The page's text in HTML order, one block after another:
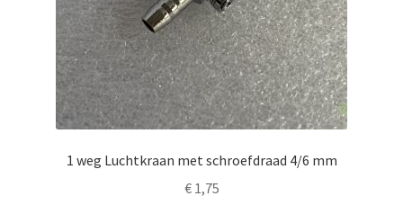
1 weg Luchtkraan met schroefdraad 4/6 mm
€1,75